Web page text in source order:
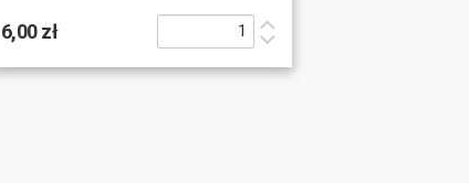
6,00 zł